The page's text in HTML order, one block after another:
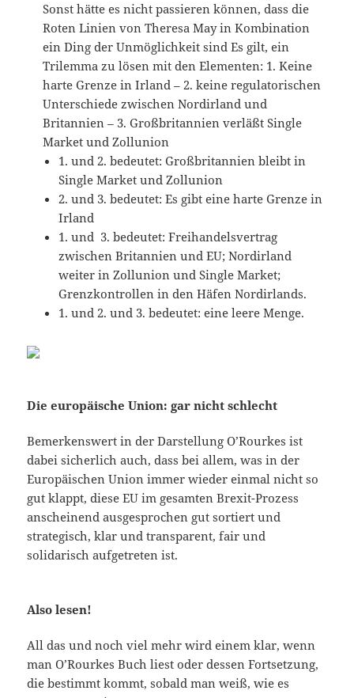
Sonst hätte es nicht passieren können, dass die
Roten Linien von Theresa May in Kombination
ein Ding der Unmöglichkeit sind Es gilt, ein
Trilemma zu lösen mit den Elementen: 1. Keine
harte Grenze in Irland – 2. keine regulatorischen
Unterschiede zwischen Nordirland und
Britannien – 3. Großbritannien verläßt Single
Market und Zollunion
1. und 2. bedeutet: Großbritannien bleibt in
Single Market und Zollunion
2. und 3. bedeutet: Es gibt eine harte Grenze in
Irland
1. und 3. bedeutet: Freihandelsvertrag
zwischen Britannien und EU; Nordirland
weiter in Zollunion und Single Market;
Grenzkontrollen in den Häfen Nordirlands.
1. und 2. und 3. bedeutet: eine leere Menge.
Die europäische Union: gar nicht schlecht
Bemerkenswert in der Darstellung O’Rourkes ist
dabei sicherlich auch, dass bei allem, was in der
Europäischen Union immer wieder einmal nicht so
gut klappt, diese EU im gesamten Brexit-Prozess
anscheinend ausgesprochen gut sortiert und
strategisch, klar und transparent, fair und
solidarisch aufgetreten ist.
Also lesen!
All das und noch viel mehr wird einem klar, wenn
man O’Rourkes Buch liest oder dessen Fortsetzung,
die bestimmt kommt, sobald man weiß, wie es